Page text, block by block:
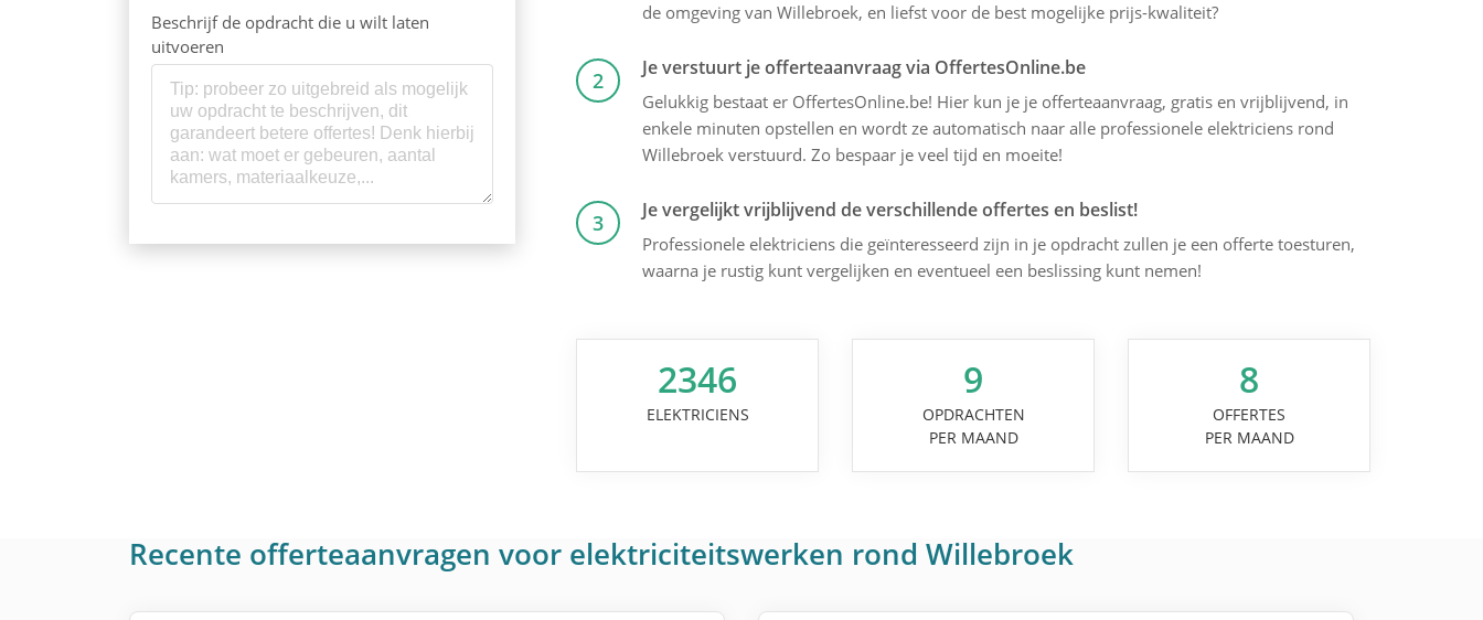
Beschrijf de opdracht die u wilt laten
uitvoeren
de omgeving van Willebroek, en liefst voor de best mogelijke prijs-kwaliteit?
2 Je verstuurt je offerteaanvraag via OffertesOnline.be
Gelukkig bestaat er OffertesOnline.be! Hier kun je je offerteaanvraag, gratis en vrijblijvend, in
enkele minuten opstellen en wordt ze automatisch naar alle professionele elektriciens rond
Willebroek verstuurd. Zo bespaar je veel tijd en moeite!
3 Je vergelijkt vrijblijvend de verschillende offertes en beslist!
Professionele elektriciens die geïnteresseerd zijn in je opdracht zullen je een offerte toesturen,
waarna je rustig kunt vergelijken en eventueel een beslissing kunt nemen!
2346
ELEKTRICIENS
9
OPDRACHTEN
PER MAAND
8
OFFERTES
PER MAAND
Recente offerteaanvragen voor elektriciteitswerken rond Willebroek